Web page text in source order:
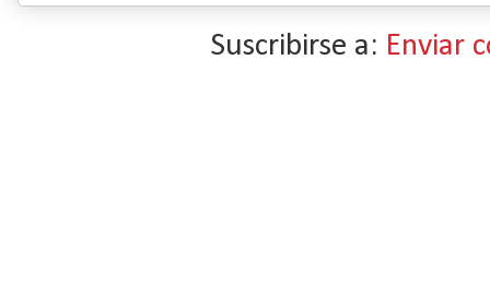
Suscribirse a: Enviar